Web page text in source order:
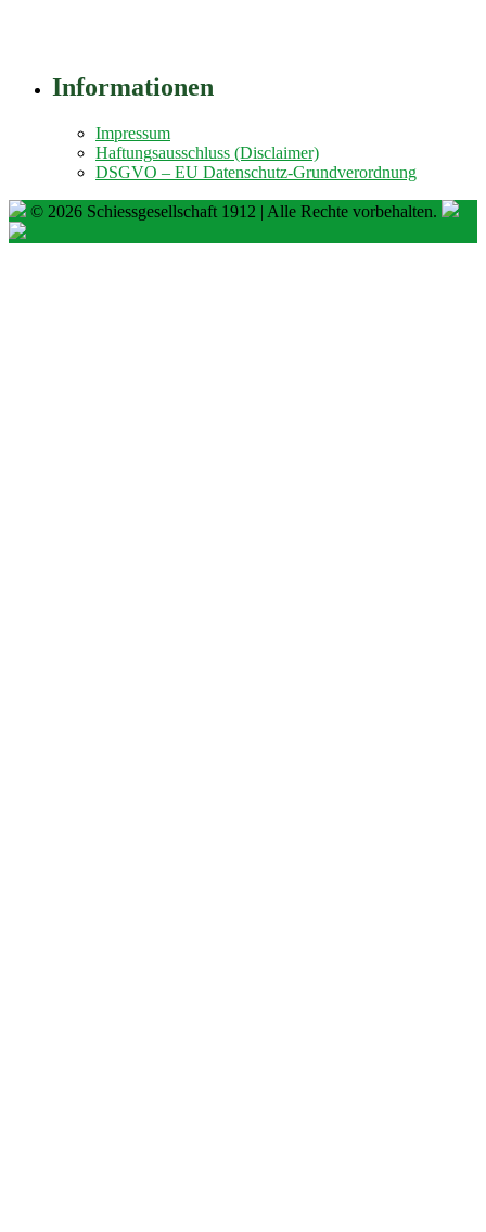
Informationen
Impressum
Haftungsausschluss (Disclaimer)
DSGVO – EU Datenschutz-Grundverordnung
© 2026 Schiessgesellschaft 1912 | Alle Rechte vorbehalten.